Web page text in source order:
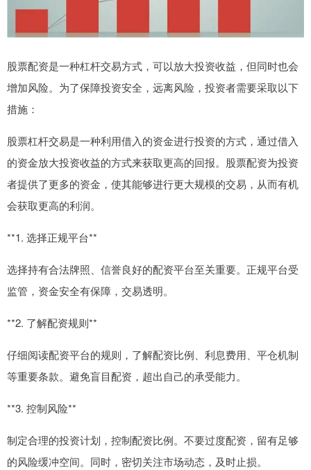
股票配资是一种杠杆交易方式，可以放大投资收益，但同时也会
增加风险。为了保障投资安全，远离风险，投资者需要采取以下
措施：
股票杠杆交易是一种利用借入的资金进行投资的方式，通过借入
的资金放大投资收益的方式来获取更高的回报。股票配资为投资
者提供了更多的资金，使其能够进行更大规模的交易，从而有机
会获取更高的利润。
**1. 选择正规平台**
选择持有合法牌照、信誉良好的配资平台至关重要。正规平台受
监管，资金安全有保障，交易透明。
**2. 了解配资规则**
仔细阅读配资平台的规则，了解配资比例、利息费用、平仓机制
等重要条款。避免盲目配资，超出自己的承受能力。
**3. 控制风险**
制定合理的投资计划，控制配资比例。不要过度配资，留有足够
的风险缓冲空间。同时，密切关注市场动态，及时止损。